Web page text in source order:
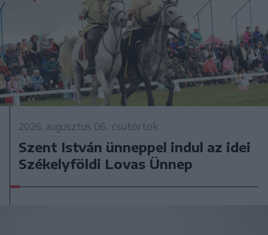
2026. augusztus 06., csütörtök
Szent István ünneppel indul az idei
Székelyföldi Lovas Ünnep